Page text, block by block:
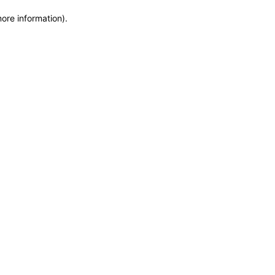
information).